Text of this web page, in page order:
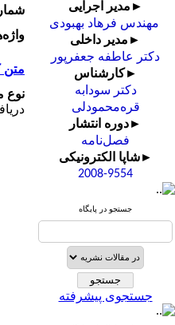
►مدیر اجرایی
مهندس فرهاد بهبودی
►مدیر داخلی
دکتر عاطفه جعفرپور
►کارشناس
دکتر سودابه
قره‌محمودلی
►دوره انتشار
فصل‌نامه
►شاپا الکترونیکی
2008-9554
جستجو در پایگاه
جستجوی پیشرفته
متن
نوع
دریافت: 1404/8/17 | ویرایش نهایی: 1405/4/15 | پذیرش: 1405/1/